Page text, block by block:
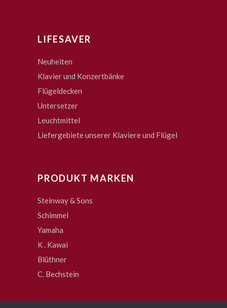
LIFESAVER
Neuheiten
Klavier und Konzertbänke
Flügeldecken
Untersetzer
Leuchtmittel
Liefergebiete unserer Klaviere und Flügel
PRODUKT MARKEN
Steinway & Sons
Schimmel
Yamaha
K . Kawai
Blüthner
C. Bechstein